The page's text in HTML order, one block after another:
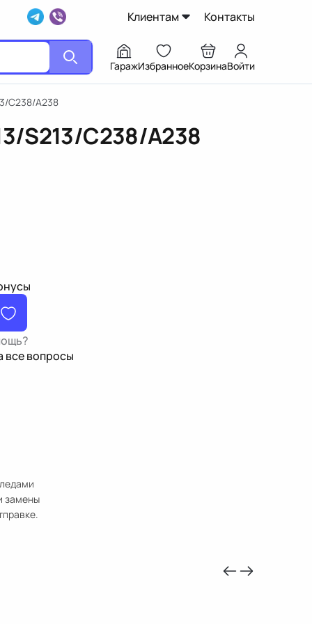
Клиентам Контакты
ГаражИзбранноеКорзинаВойти
C238/A238
S213/C238/A238
все вопросы
замены